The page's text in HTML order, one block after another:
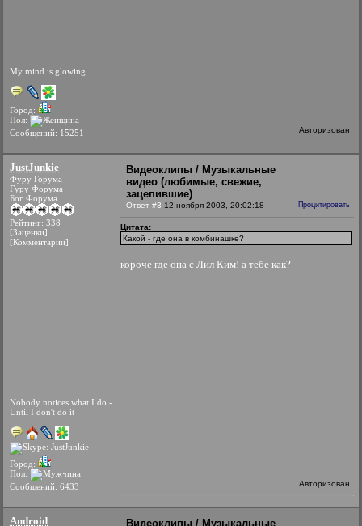
My mind is glowing...
Город:
Пол:
Сообщений: 15251
Авторизован
JustJunkie
Фуру Горума
Гуру Форума
Бог Форума
Рейтинг: 338
[Заценки]
[Комментарии]
Nobody notices what I do -
Until I don't do it
Город:
Пол:
Сообщений: 6433
Видеоклипы / Музыкальные
видео (любимые, свежие,
зацепившие)
Ответ #3 12 ноября 2003, 20:02:18 Процитировать
Цитата:
Какой - где она в комбинашке?
короче где она с Лил Ким! а тебе как?
Авторизован
Android
Видеоклипы / Музыкальные